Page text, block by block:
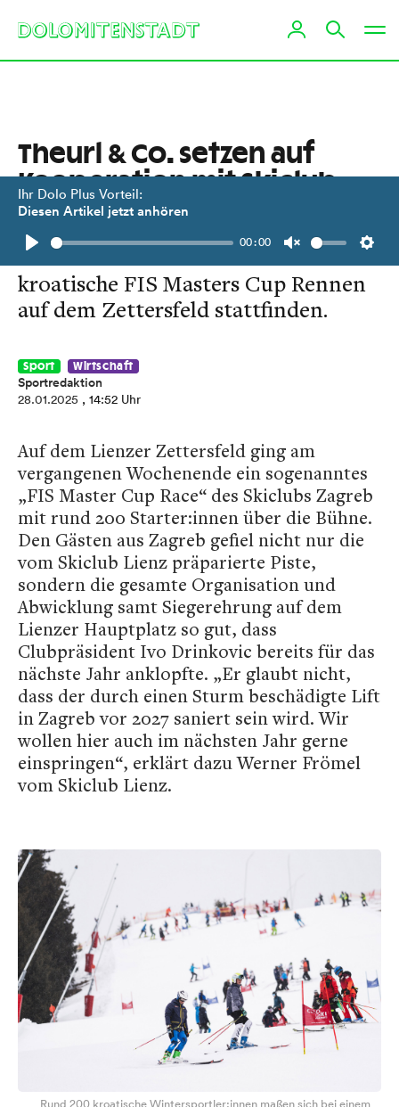
Ihr Dolo Plus Vorteil:
Diesen Artikel jetzt anhören
Play
00:00
Unmute
Theurl & Co. setzen auf
Koope­ration mit Skiclub
Zagreb
Auch im nächsten Jahr sollen
kroatische FIS Masters Cup Rennen
auf dem Zettersfeld stattfinden.
Sport Wirtschaft
Sportredaktion
28.01.2025 , 14:52 Uhr
Auf dem Lienzer Zettersfeld ging am
vergangenen Wochenende ein sogenanntes
„FIS Master Cup Race“ des Skiclubs Zagreb
mit rund 200 Starter:innen über die Bühne.
Den Gästen aus Zagreb gefiel nicht nur die
vom Skiclub Lienz präparierte Piste,
sondern die gesamte Organisation und
Abwicklung samt Siegerehrung auf dem
Lienzer Hauptplatz so gut, dass
Clubpräsident Ivo Drinkovic bereits für das
nächste Jahr anklopfte. „Er glaubt nicht,
dass der durch einen Sturm beschädigte Lift
in Zagreb vor 2027 saniert sein wird. Wir
wollen hier auch im nächsten Jahr gerne
einspringen“, erklärt dazu Werner Frömel
vom Skiclub Lienz.
Rund 200 kroatische Wintersportler:innen maßen sich bei einem